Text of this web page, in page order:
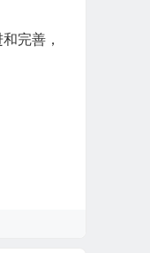
完善，